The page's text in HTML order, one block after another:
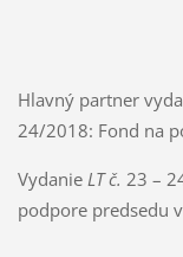
Hlavný partner
24/2018: Fond na
Vydanie LT č. 23 –
podpore predsedu